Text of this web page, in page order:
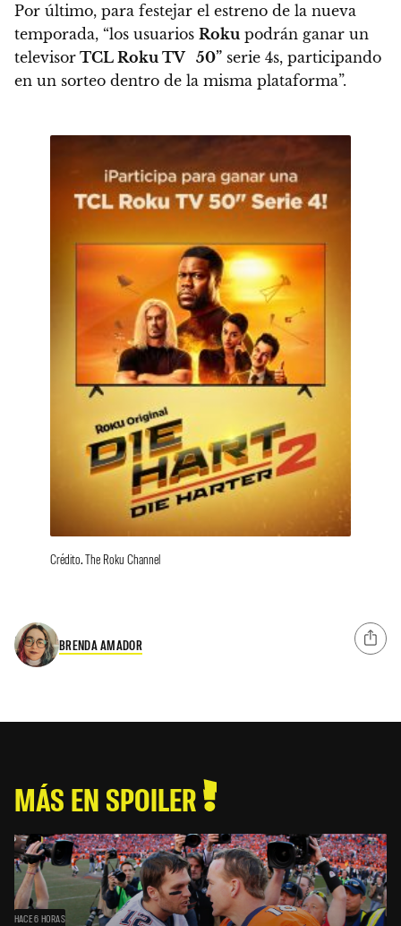
Por último, para festejar el estreno de la nueva
temporada, “los usuarios Roku podrán ganar un
televisor TCL Roku TV 50” serie 4s, participando
en un sorteo dentro de la misma plataforma”.
Crédito. The Roku Channel
BRENDA AMADOR
MÁS EN SPOILER
HACE 6 HORAS